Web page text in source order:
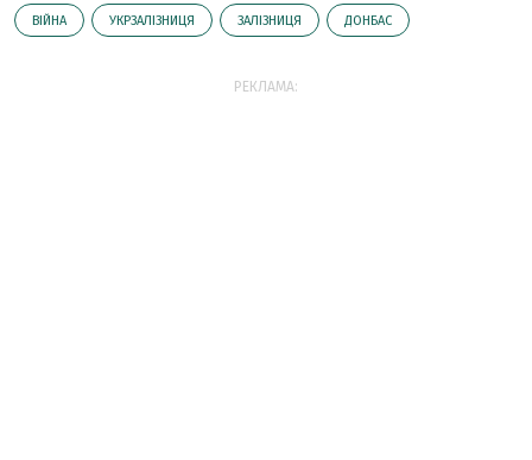
ВІЙНА УКРЗАЛІЗНИЦЯ ЗАЛІЗНИЦЯ ДОНБАС
РЕКЛАМА: